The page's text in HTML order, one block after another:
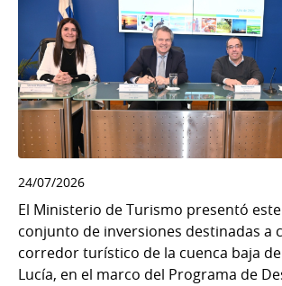
24/07/2026
El Ministerio de Turismo presentó
conjunto de inversiones destinadas a
corredor turístico de la cuenca baja
Lucía, en el marco del Programa de